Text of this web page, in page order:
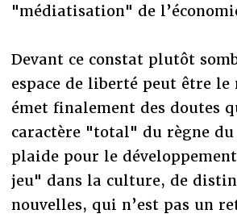
"médiatisation" de
Devant ce constat plutôt
espace de liberté peut être le
émet finalement des doutes
caractère "total" du règne
plaide pour le développement
jeu" dans la culture, de
nouvelles, qui n’est pas un